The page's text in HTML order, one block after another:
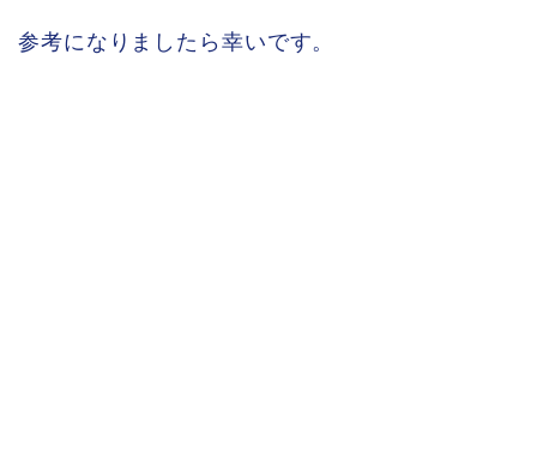
参考になりましたら幸いです。